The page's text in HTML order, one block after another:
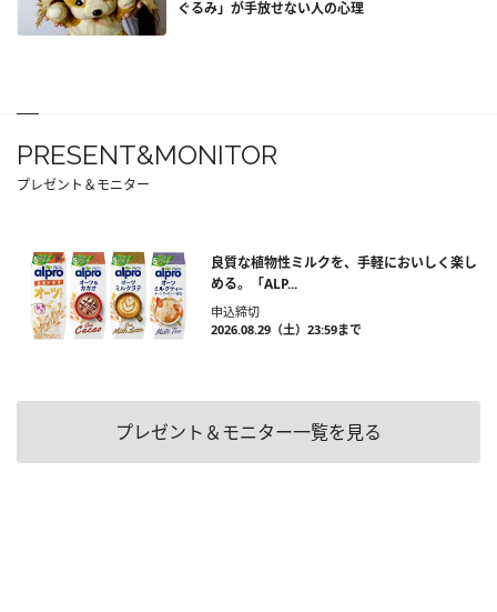
ぐるみ」が手放せない人の心理
PRESENT&MONITOR
プレゼント＆モニター
良質な植物性ミルクを、手軽においしく楽し
める。「ALP...
申込締切
2026.08.29（土）23:59まで
プレゼント＆モニター一覧を見る